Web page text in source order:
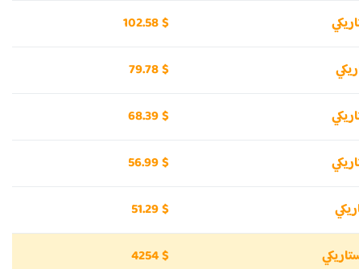
102.58 $
79.78 $
68.39 $
56.99 $
51.29 $
4254 $